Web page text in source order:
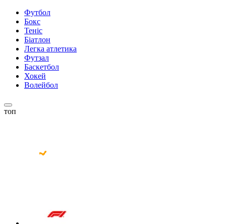
Футбол
Бокс
Теніс
Біатлон
Легка атлетика
Футзал
Баскетбол
Хокей
Волейбол
топ